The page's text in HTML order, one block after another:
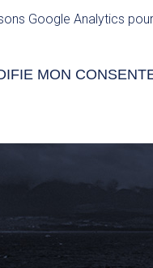
Google Analytics
MON